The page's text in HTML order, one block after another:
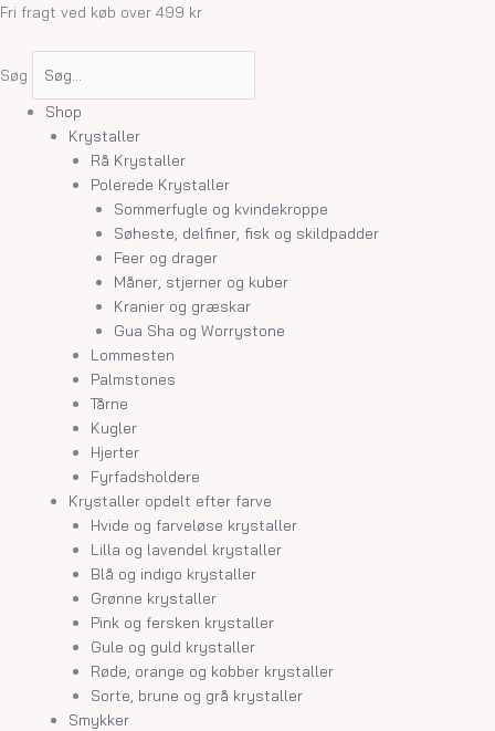
Gå
Fri fragt ved køb over 499 kr
Søg
Shop
Krystaller
Rå Krystaller
Polerede Krystaller
Sommerfugle og kvindekroppe
Søheste, delfiner, fisk og skildpadder
Feer og drager
Måner, stjerner og kuber
Kranier og græskar
Gua Sha og Worrystone
Lommesten
Palmstones
Tårne
Kugler
Hjerter
Fyrfadsholdere
Krystaller opdelt efter farve
Hvide og farveløse krystaller
Lilla og lavendel krystaller
Blå og indigo krystaller
Grønne krystaller
Pink og fersken krystaller
Gule og guld krystaller
Røde, orange og kobber krystaller
Sorte, brune og grå krystaller
Smykker